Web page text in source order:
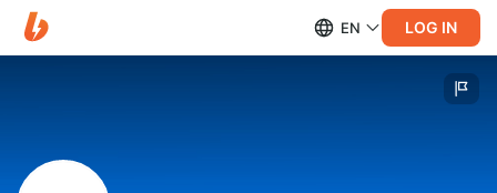
EN LOG IN